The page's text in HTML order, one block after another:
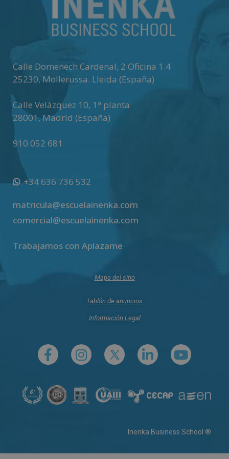
v
e
:
Calle Domenech Cardenal, 2 Oficina 1.4
25230, Mollerussa. Lleida (España)
Calle Velázquez 10, 1ª planta
28001,Madrid (España)
910 052 681
+34 636 736 532
matricula@escuelainenka.com
comercial@escuelainenka.com
Trabajamos con Aplazame
Mapa del sitio
Tablón de anuncios
Información Legal
Inenka Business School ®